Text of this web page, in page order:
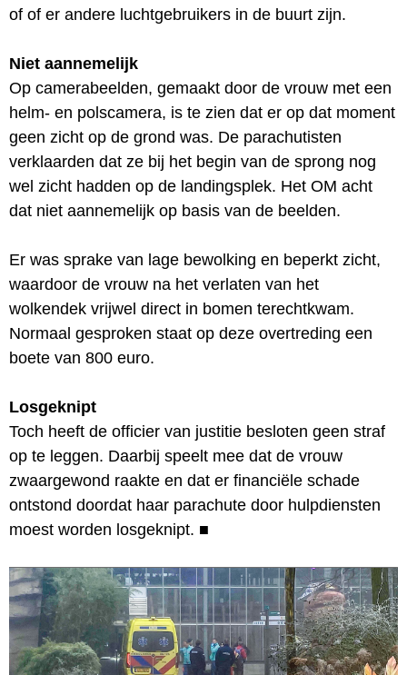
of of er andere luchtgebruikers in de buurt zijn.
Niet aannemelijk
Op camerabeelden, gemaakt door de vrouw met een
helm- en polscamera, is te zien dat er op dat moment
geen zicht op de grond was. De parachutisten
verklaarden dat ze bij het begin van de sprong nog
wel zicht hadden op de landingsplek. Het OM acht
dat niet aannemelijk op basis van de beelden.
Er was sprake van lage bewolking en beperkt zicht,
waardoor de vrouw na het verlaten van het
wolkendek vrijwel direct in bomen terechtkwam.
Normaal gesproken staat op deze overtreding een
boete van 800 euro.
Losgeknipt
Toch heeft de officier van justitie besloten geen straf
op te leggen. Daarbij speelt mee dat de vrouw
zwaargewond raakte en dat er financiële schade
ontstond doordat haar parachute door hulpdiensten
moest worden losgeknipt. ■